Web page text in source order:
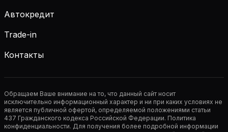
Автокредит
Trade-in
Контакты
Обращаем Ваше внимание на то, что данный сайт носит
исключительно информационный характер и ни при каких условиях не
является публичной офертой, определяемой положениями статьи
437 Гражданского кодекса Российской Федерации. Политика
конфиденциальности. Для получения более подробной информации